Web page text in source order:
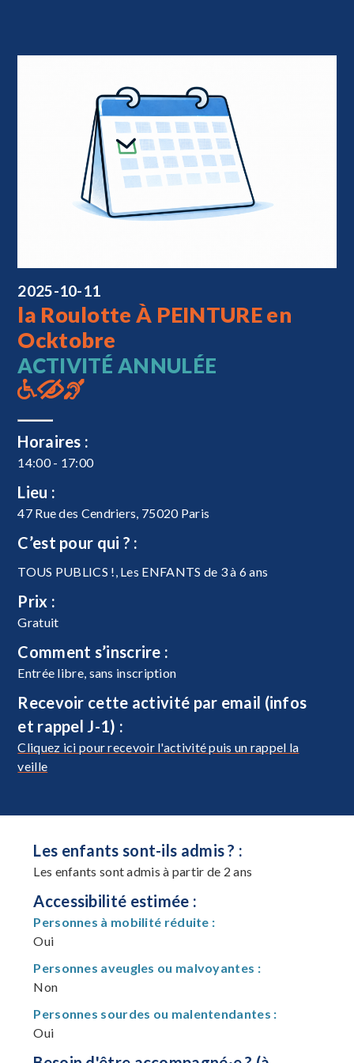
2025-10-11
la Roulotte À PEINTURE en
Ocktobre
ACTIVITÉ ANNULÉE
Horaires :
14:00 - 17:00
Lieu :
47 Rue des Cendriers, 75020 Paris
C’est pour qui ? :
TOUS PUBLICS !, Les ENFANTS de 3 à 6 ans
Prix :
Gratuit
Comment s’inscrire :
Entrée libre, sans inscription
Recevoir cette activité par email (infos
et rappel J-1) :
Cliquez ici pour recevoir l'activité puis un rappel la
veille
Les enfants sont-ils admis ? :
Les enfants sont admis à partir de 2 ans
Accessibilité estimée :
Personnes à mobilité réduite :
Oui
Personnes aveugles ou malvoyantes :
Non
Personnes sourdes ou malentendantes :
Oui